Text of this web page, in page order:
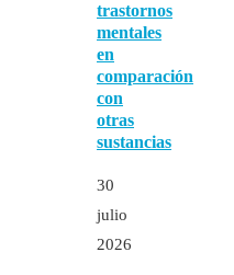
trastornos
mentales
en
comparación
con
otras
sustancias
30
julio
2026